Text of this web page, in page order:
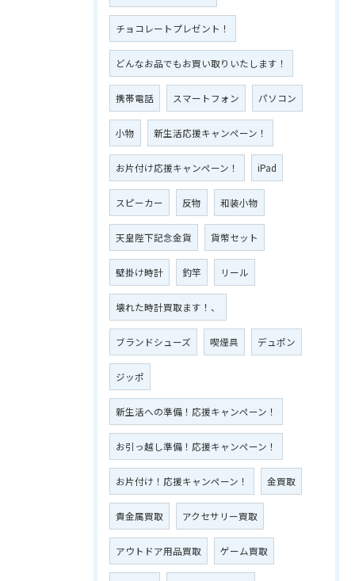
チョコレートプレゼント！
どんなお品でもお買い取りいたします！
携帯電話 スマートフォン パソコン
小物 新生活応援キャンペーン！
お片付け応援キャンペーン！ iPad
スピーカー 反物 和装小物
天皇陛下記念金貨 貨幣セット
壁掛け時計 釣竿 リール
壊れた時計買取ます！、
ブランドシューズ 喫煙具 デュポン
ジッポ
新生活への準備！応援キャンペーン！
お引っ越し準備！応援キャンペーン！
お片付け！応援キャンペーン！ 金買取
貴金属買取 アクセサリー買取
アウトドア用品買取 ゲーム買取